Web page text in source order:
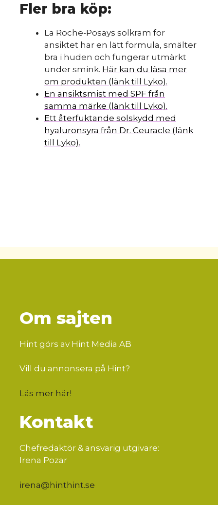
Fler bra köp:
La Roche-Posays solkräm för
ansiktet har en lätt formula, smälter
bra i huden och fungerar utmärkt
under smink. Här kan du läsa mer
om produkten (länk till Lyko).
En ansiktsmist med SPF från
samma märke (länk till Lyko).
Ett återfuktande solskydd med
hyaluronsyra från Dr. Ceuracle (länk
till Lyko).
Om sajten
Hint görs av Hint Media AB
Vill du annonsera på Hint?
Läs mer här!
Kontakt
Chefredaktör & ansvarig utgivare:
Irena Pozar
irena@hinthint.se